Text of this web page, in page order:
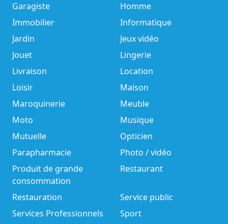
Garagiste
Homme
Immobilier
Informatique
Jardin
Jeux vidéo
Jouet
Lingerie
Livraison
Location
Loisir
Maison
Maroquinerie
Meuble
Moto
Musique
Mutuelle
Opticien
Parapharmacie
Photo / vidéo
Produit de grande
consommation
Restaurant
Restauration
Service public
Services Professionnels
Sport